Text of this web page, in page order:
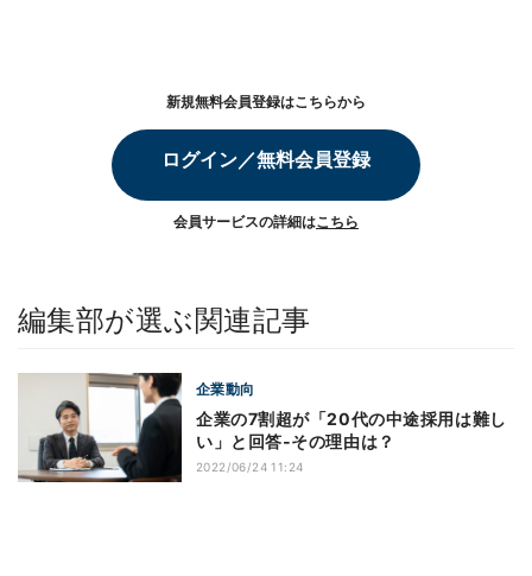
新規無料会員登録はこちらから
ログイン／無料会員登録
会員サービスの詳細はこちら
編集部が選ぶ関連記事
企業動向
企業の7割超が「20代の中途採用は難し
い」と回答‐その理由は？
2022/06/24 11:24